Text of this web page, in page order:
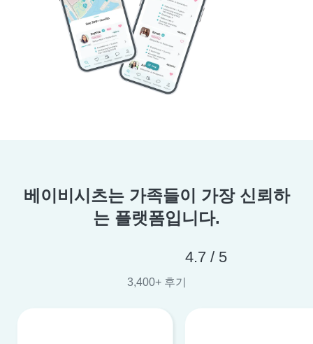
베이비시츠는 가족들이 가장 신뢰하
는 플랫폼입니다.
4.7 / 5
3,400+ 후기